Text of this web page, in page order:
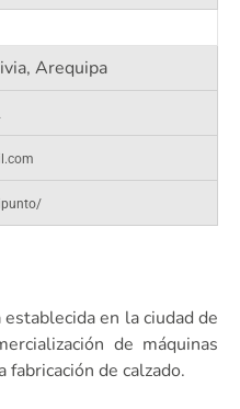
Arequipa
en la ciudad de
de máquinas
fabricación de calzado.